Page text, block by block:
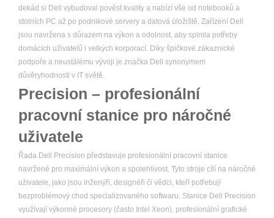
dekád si Dell vybudoval pověst kvality a nabízí vše od notebooků a
stolních PC až po podnikové servery a datová úložiště. Zařízení Dell
jsou navržena s důrazem na výkon a odolnost, aby splnila potřeby
domácích uživatelů i velkých korporací. Díky špičkové zákaznické
podpoře a neustálému vývoji je značka Dell synonymem
důvěryhodnosti v IT světě.
Precision – profesionální
pracovní stanice pro náročné
uživatele
Řada Dell Precision představuje profesionální pracovní stanice
navržené pro maximální výkon a spolehlivost. Tyto stroje cílí na náročné
uživatele, jako jsou inženýři, designéři či vědci, kteří potřebují
bezproblémový chod specializovaného softwaru. Stanice Dell Precision
využívají výkonné procesory (často Intel Xeon), profesionální grafické